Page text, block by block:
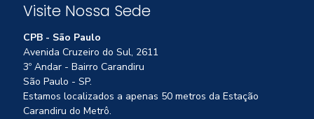
Visite Nossa Sede
CPB - São Paulo
Avenida Cruzeiro do Sul, 2611
3º Andar - Bairro Carandiru
São Paulo - SP.
Estamos localizados a apenas 50 metros da Estação
Carandiru do Metrô.